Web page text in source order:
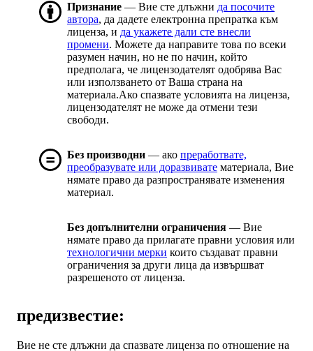
Признание — Вие сте длъжни да посочите
автора, да дадете електронна препратка към
лиценза, и да укажете дали сте внесли
промени. Можете да направите това по всеки
разумен начин, но не по начин, който
предполага, че лицензодателят одобрява Вас
или използването от Ваша страна на
материала.Ако спазвате условията на лиценза,
лицензодателят не може да отмени тези
свободи.
Без производни — ако преработвате,
преобразувате или доразвивате материала, Вие
нямате право да разпространявате изменения
материал.
Без допълнителни ограничения — Вие
нямате право да прилагате правни условия или
технологични мерки които създават правни
ограничения за други лица да извършват
разрешеното от лиценза.
предизвестие:
Вие не сте длъжни да спазвате лиценза по отношение на